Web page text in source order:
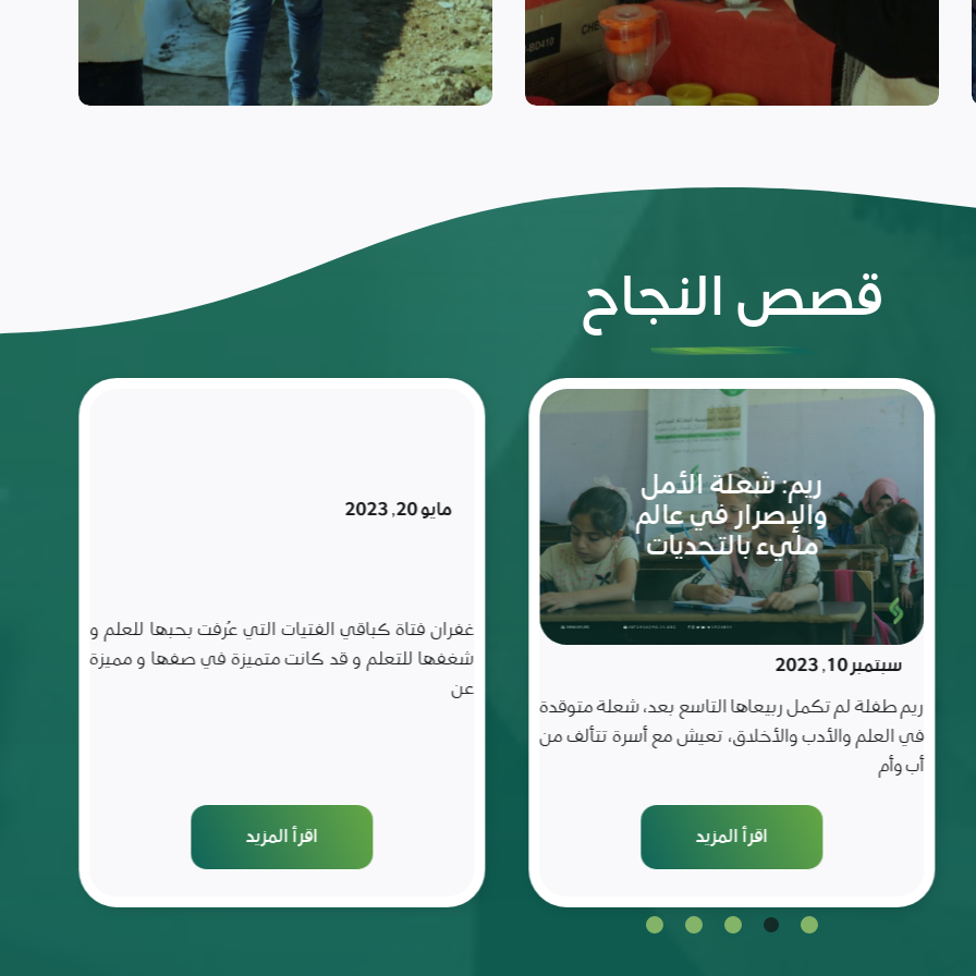
التعافي المبكر
قصص النجاح
رحلة
نجاح
تقودها
غفران
بنت
الثمانية
أعوام
مايو 20, 2023
غفران فتاة كباقي الفتيات التي عُرفت بحبها للعلم و
شغفها للتعلم و قد كانت متميزة في صفها و مميزة
اقرأ المزيد
اختار
العودة
الدراسة
فبراير 6, 2023
ناصر الحسين طالب من منطقة ريف حماه الشرقي
قرية بالحريج منقطع عن التعليم لمدة ثلاث سنوات، تمّ
استهدافه ضمن حملة
اقرأ المزيد